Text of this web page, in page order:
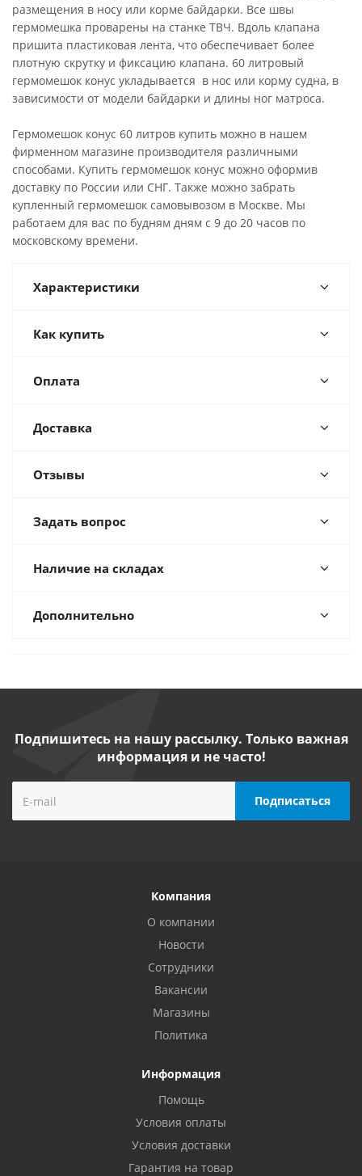
размещения в носу или корме байдарки. Все швы
гермомешка проварены на станке ТВЧ. Вдоль клапана
пришита пластиковая лента, что обеспечивает более
плотную скрутку и фиксацию клапана. 60 литровый
гермомешок конус укладывается в нос или корму судна, в
зависимости от модели байдарки и длины ног матроса.
Гермомешок конус 60 литров купить можно в нашем
фирменном магазине производителя различными
способами. Купить гермомешок конус можно оформив
доставку по России или СНГ. Также можно забрать
купленный гермомешок самовывозом в Москве. Мы
работаем для вас по будням дням с 9 до 20 часов по
московскому времени.
Характеристики
Как купить
Оплата
Доставка
Отзывы
Задать вопрос
Наличие на складах
Дополнительно
Подпишитесь на нашу рассылку. Только важная
информация и не часто!
Компания
О компании
Новости
Сотрудники
Вакансии
Магазины
Политика
Информация
Помощь
Условия оплаты
Условия доставки
Гарантия на товар